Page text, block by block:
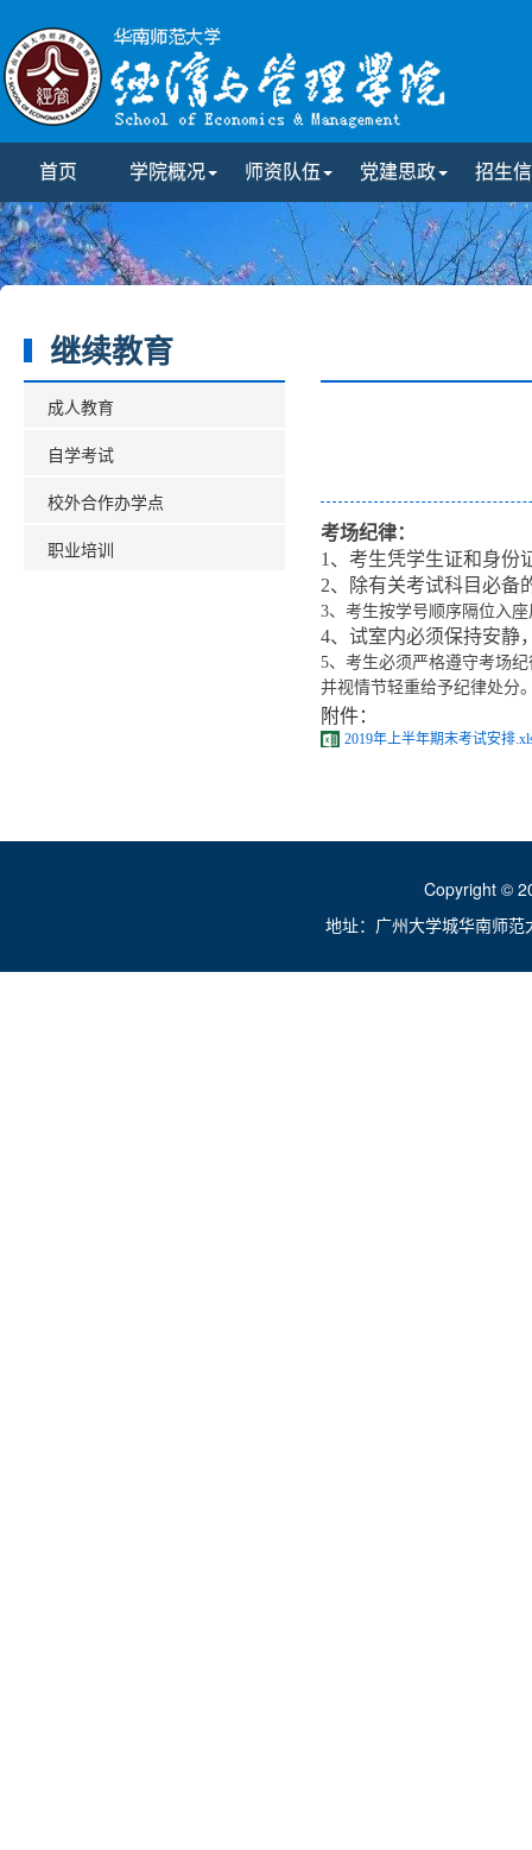
首页 学院概况 师资队伍 党建思政 招生
继续教育
成人教育
自学考试
校外合作办学点
职业培训
考场纪律：
1、考生凭学生证和身份
2、除有关考试科目必备
3、考生按学号顺序隔位入
4、试室内必须保持安静
5、考生必须严格遵守考场
并视情节轻重给予纪律处分
附件：
2019年上半年期末考试安排
Copyright ©
地址：广州大学城华南